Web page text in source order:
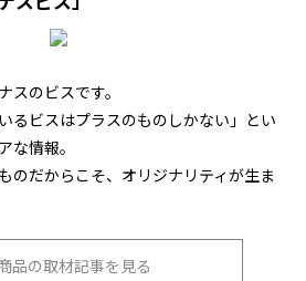
スのビスです。
るビスはプラスのものしかない」とい
な情報。
のだからこそ、オリジナリティが生ま
品の取材記事を見る